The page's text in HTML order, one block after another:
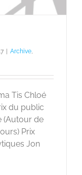
Archive,
Tis Chloé
du public
(Autour de
Prix
Jon